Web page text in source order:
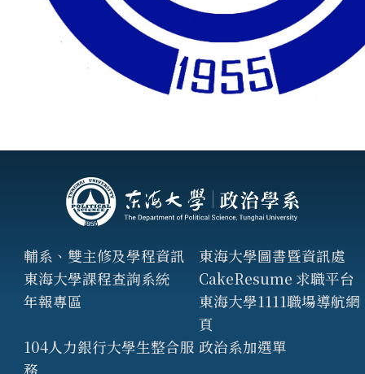
輔系、雙主修及學程資訊
東海大學圖書暨資訊處
東海大學課程查詢系統
CakeResume 求職平台
年報專區
東海大學1111職場導航網
頁
104人力銀行大學生整合服
務
政治系加選單